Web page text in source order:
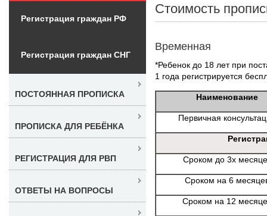
Стоимость
Временная
*Ребенок до 18 лет при
1 года регистрируется
Наименование
Первичная
Сроком до 3х
Сроком на 6
Сроком на 12
Регистрация граждан РФ
Регистрация граждан СНГ
ПОСТОЯННАЯ ПРОПИСКА
ПРОПИСКА ДЛЯ РЕБЁНКА
РЕГИСТРАЦИЯ ДЛЯ РВП
ОТВЕТЫ НА ВОПРОСЫ